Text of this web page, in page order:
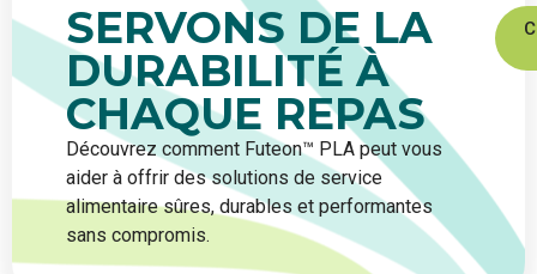
SERVONS DE LA
DURABILITÉ À
CHAQUE REPAS
Découvrez comment Futeon™ PLA peut vous
aider à offrir des solutions de service
alimentaire sûres, durables et performantes
sans compromis.